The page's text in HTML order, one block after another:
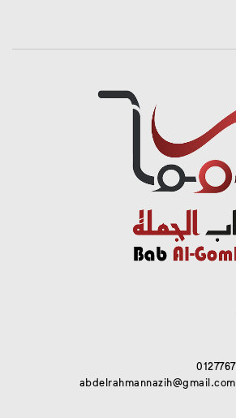
abdelrahmannazih@gmail.com